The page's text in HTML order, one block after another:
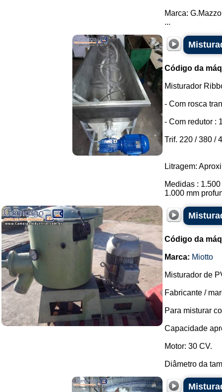
Marca:
...
Código da
Misturador
- Com rosca
- Com redutor :
Trif. 220 / 380 /
Litragem:
Medidas :
1.000 mm
Código da
Marca: Miotto
Misturador de
Fabricante /
Para misturar
Capacidade
Motor: 30 CV.
Diâmetro da